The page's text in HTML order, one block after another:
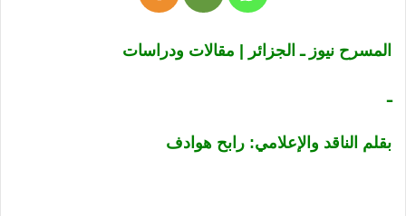
المسرح نيوز ـ الجزائر | مقالات ودراسات
ـ
بقلم الناقد والإعلامي: رابح هوادف